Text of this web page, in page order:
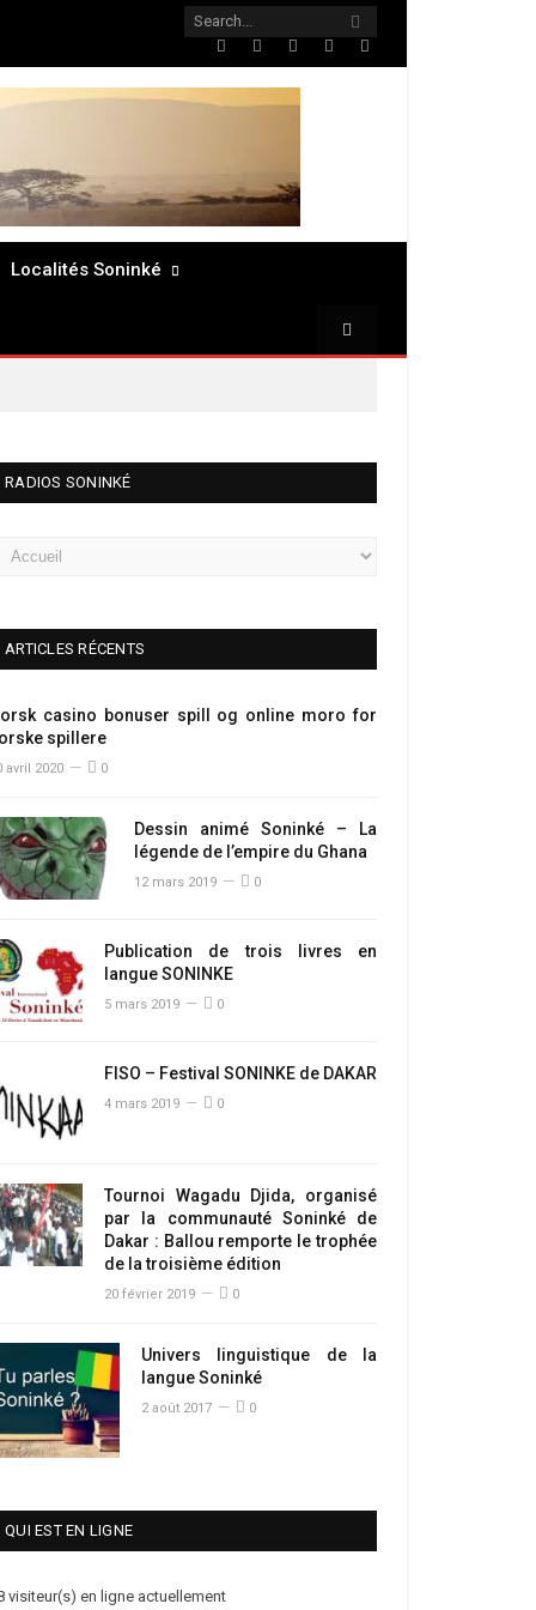
Twitter FacebookLinkedInPinterest
Localités Soninké
RADIOS SONINKÉ
ARTICLES RÉCENTS
casino bonuser spill og online moro for
spillere
avril 2020 0
Dessin animé Soninké – La
légende de l’empire du Ghana
12 mars 2019 0
Publication de trois livres en
langue SONINKE
5 mars 2019 0
FISO – Festival SONINKE de DAKAR
4 mars 2019 0
Tournoi Wagadu Djida, organisé
par la communauté Soninké de
Dakar : Ballou remporte le trophée
de la troisième édition
20 février 2019 0
Univers linguistique de la
langue Soninké
2 août 2017 0
QUI EST EN LIGNE
visiteur(s) en ligne actuellement